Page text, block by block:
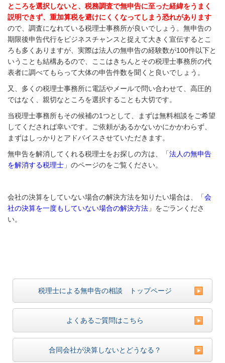
ところを選択しないと、税務調査で無申告に至った経緯をうまく
説明できず、重加算税を避けにくくなってしまう恐れがあります
ので、調査になれている税理士事務所が良いでしょう。無申告の
期限後申告代行をビジネスチャンスと捉えて大きく宣伝するとこ
ろも多くありますが、実際は法人の無申告の経験数が100件以下と
いうことも結構あるので、ここはきちんとその税理士事務所の代
表者に調べてもらって大体の申告件数を聞くと良いでしょう。
又、多くの税理士事務所に電話やメールで問い合わせて、高圧的
ではなく、親切なところを選択することも大切です。
当税理士事務所もその候補の1つとして、まずは無料相談をご希望
してくだされば幸いです。ご依頼があるかないかにかかわらず、
まずはしっかりとアドバイスさせていただきます。
無申告を解消してくれる税理士をお探しの方は、「法人の無申告
を解消する税理士 」のページのをご覧ください。
会社の決算をしていない場合の解決方法を知りたい場合は、「会
社の決算を一度もしていない場合の解決方法 」をごランくださ
い。
税理士による無申告の相談 トップページ
よくあるご質問はこちら
合同会社が決算しないとどうなる？